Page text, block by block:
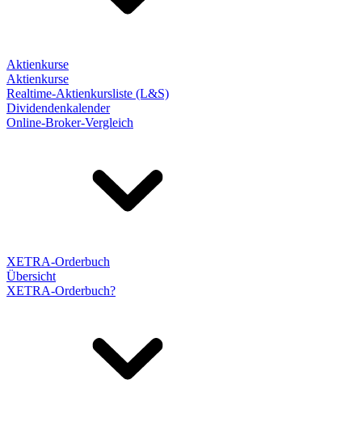
Aktienkurse
Aktienkurse
Realtime-Aktienkursliste (L&S)
Dividendenkalender
Online-Broker-Vergleich
XETRA-Orderbuch
Übersicht
XETRA-Orderbuch?